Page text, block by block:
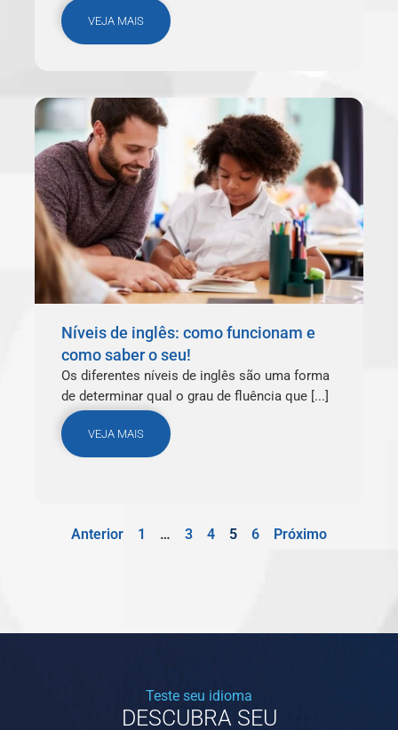
VEJA MAIS
Níveis de inglês: como funcionam e
como saber o seu!
Os diferentes níveis de inglês são uma forma
de determinar qual o grau de fluência que [...]
VEJA MAIS
Anterior 1 … 3 4 5 6 Próximo
Teste seu idioma
DESCUBRA SEU